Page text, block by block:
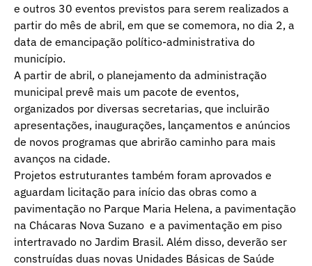
e outros 30 eventos previstos para serem realizados a
partir do mês de abril, em que se comemora, no dia 2, a
data de emancipação político-administrativa do
município.
A partir de abril, o planejamento da administração
municipal prevê mais um pacote de eventos,
organizados por diversas secretarias, que incluirão
apresentações, inaugurações, lançamentos e anúncios
de novos programas que abrirão caminho para mais
avanços na cidade.
Projetos estruturantes também foram aprovados e
aguardam licitação para início das obras como a
pavimentação no Parque Maria Helena, a pavimentação
na Chácaras Nova Suzano e a pavimentação em piso
intertravado no Jardim Brasil. Além disso, deverão ser
construídas duas novas Unidades Básicas de Saúde